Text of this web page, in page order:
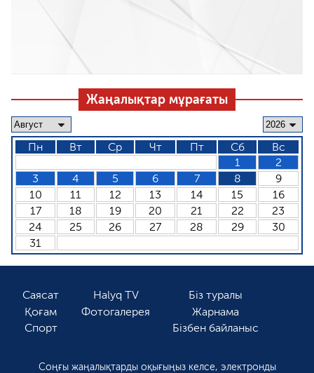
Жаңалықтар мұрағаты
Пн Вт Ср Чт Пт Сб
Вс
1
2
3
4 5 6 7 8
9
10
11 12 13 14 15
16
17
18 19 20 21 22
23
24
25 26 27 28 29
30
31
Саясат
Қоғам
Спорт
Halyq TV
Фотогалерея
Біз туралы
Жарнама
Бізбен байланыс
Соңғы жаңалықтарды оқығыңыз келсе, электронды